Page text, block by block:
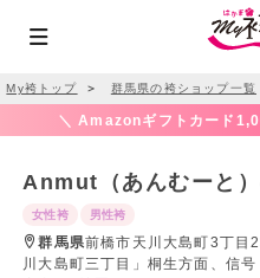
My袴トップ ＞ 群馬県の袴ショップ一覧
＼ Amazonギフトカード
Anmut（あんむーと
女性袴 男性袴
群馬県前橋市天川大島町3丁目
川大島町三丁目」桐生方面、信